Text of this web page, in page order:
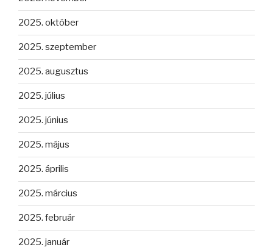
2025. október
2025. szeptember
2025. augusztus
2025. július
2025. június
2025. május
2025. április
2025. március
2025. február
2025. január